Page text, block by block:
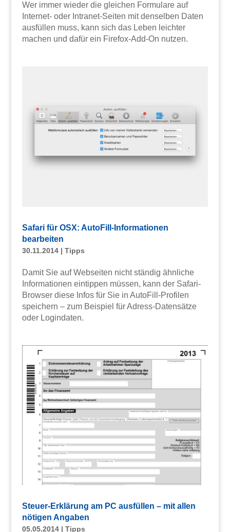
Wer immer wieder die gleichen Formulare auf
Internet- oder Intranet-Seiten mit denselben Daten
ausfüllen muss, kann sich das Leben leichter
machen und dafür ein Firefox-Add-On nutzen.
Safari für OSX: AutoFill-Informationen
bearbeiten
30.11.2014| Tipps
Damit Sie auf Webseiten nicht ständig ähnliche
Informationen eintippen müssen, kann der Safari-
Browser diese Infos für Sie in AutoFill-Profilen
speichern – zum Beispiel für Adress-Datensätze
oder Logindaten.
Steuer-Erklärung am PC ausfüllen – mit allen
nötigen Angaben
05.05.2014| Tipps